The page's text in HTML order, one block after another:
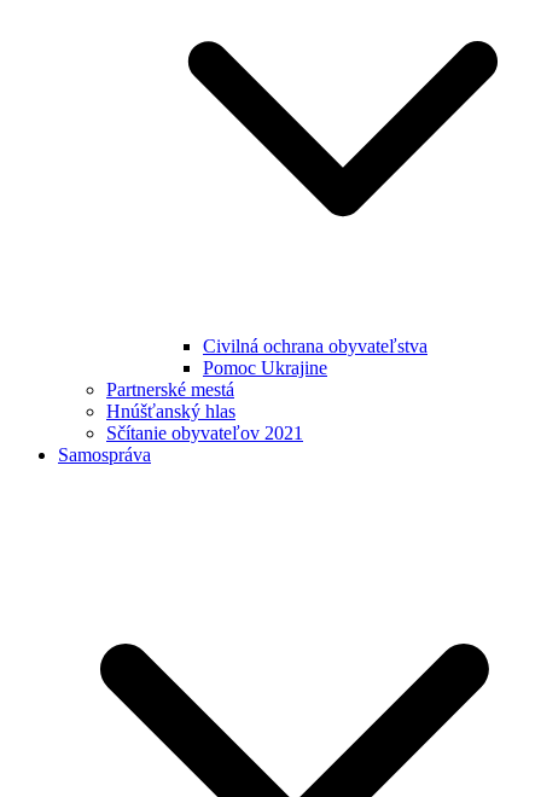
Civilná ochrana obyvateľstva
Pomoc Ukrajine
Partnerské mestá
Hnúšťanský hlas
Sčítanie obyvateľov 2021
Samospráva